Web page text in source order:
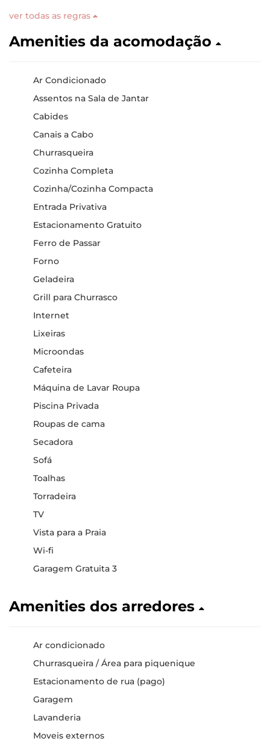
ver todas as regras
Amenities da acomodação
Ar Condicionado
Assentos na Sala de Jantar
Cabides
Canais a Cabo
Churrasqueira
Cozinha Completa
Cozinha/Cozinha Compacta
Entrada Privativa
Estacionamento Gratuito
Ferro de Passar
Forno
Geladeira
Grill para Churrasco
Internet
Lixeiras
Microondas
Cafeteira
Máquina de Lavar Roupa
Piscina Privada
Roupas de cama
Secadora
Sofá
Toalhas
Torradeira
TV
Vista para a Praia
Wi-fi
Garagem Gratuita 3
Amenities dos arredores
Ar condicionado
Churrasqueira / Área para piquenique
Estacionamento de rua (pago)
Garagem
Lavanderia
Moveis externos